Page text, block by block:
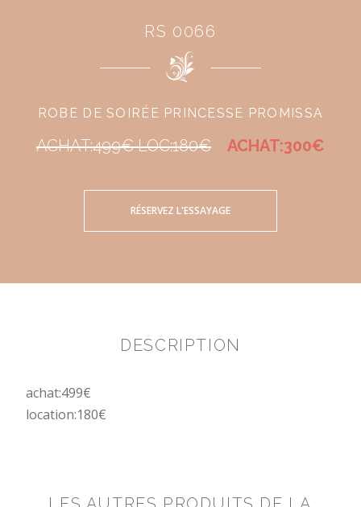
RS 0066
ROBE DE SOIRÉE PRINCESSE PROMISSA
ACHAT:499€ LOC:180€ ACHAT:300€
RÉSERVEZ L'ESSAYAGE
DESCRIPTION
achat:499€
location:180€